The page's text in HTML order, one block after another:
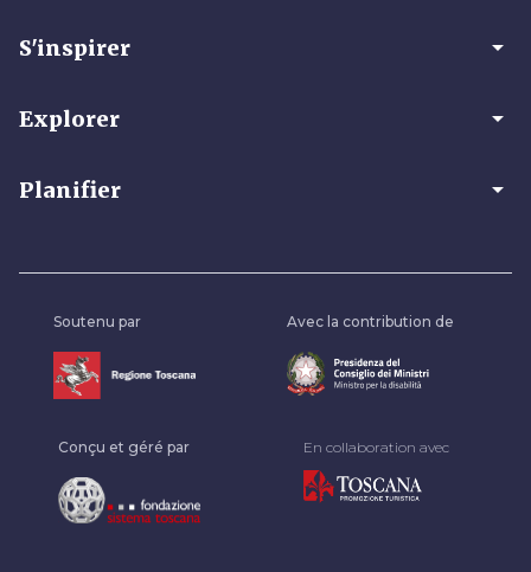
S'inspirer arrow_drop_down
Explorer arrow_drop_down
Planifier arrow_drop_down
Soutenu par Avec la contribution de
Conçu et géré par En collaboration avec